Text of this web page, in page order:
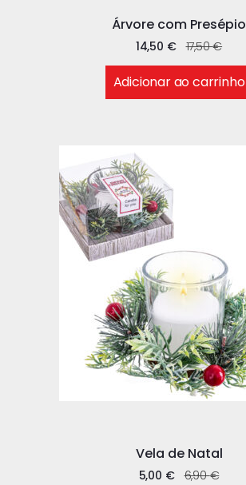
Árvore com Presépio
17,50€
14,50 €
Adicionar ao carrinho
Vela de Natal
6,90€
5,00 €